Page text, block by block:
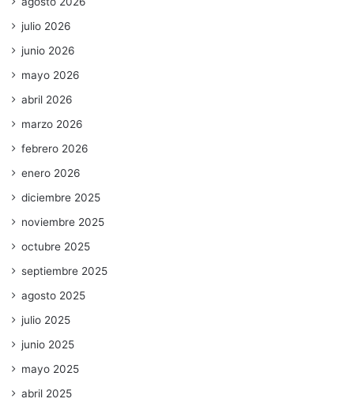
julio 2026
junio 2026
mayo 2026
abril 2026
marzo 2026
febrero 2026
enero 2026
diciembre 2025
noviembre 2025
octubre 2025
septiembre 2025
agosto 2025
julio 2025
junio 2025
mayo 2025
abril 2025